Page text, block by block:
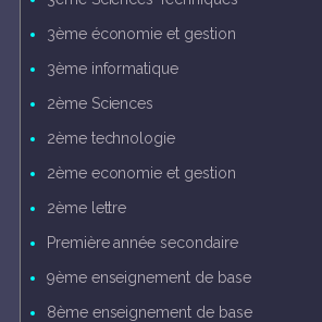
3ème économie et gestion
3ème informatique
2ème Sciences
2ème technologie
2ème economie et gestion
2ème lettre
Première année secondaire
9ème enseignement de base
8ème enseignement de base